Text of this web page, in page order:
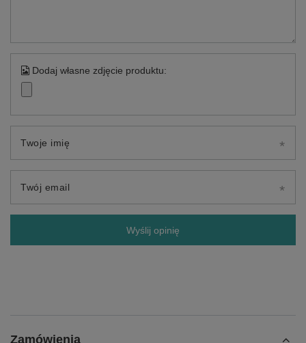
Dodaj własne zdjęcie produktu:
Twoje imię
Twój email
Wyślij opinię
Zamówienia